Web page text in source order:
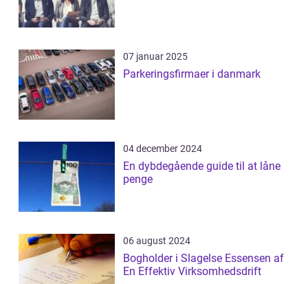
07 januar 2025
Parkeringsfirmaer i danmark
04 december 2024
En dybdegående guide til at låne
penge
06 august 2024
Bogholder i Slagelse Essensen af
En Effektiv Virksomhedsdrift